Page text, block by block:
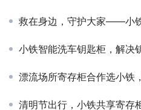
救在身边，守护大家——小铁
小铁智能洗车钥匙柜，解决
漂流场所寄存柜合作选小铁
清明节出行，小铁共享寄存柜